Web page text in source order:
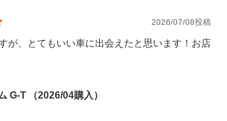
2026/07/08投稿
が、とてもいい車に出会えたと思います！お店
G-T （2026/04購入）